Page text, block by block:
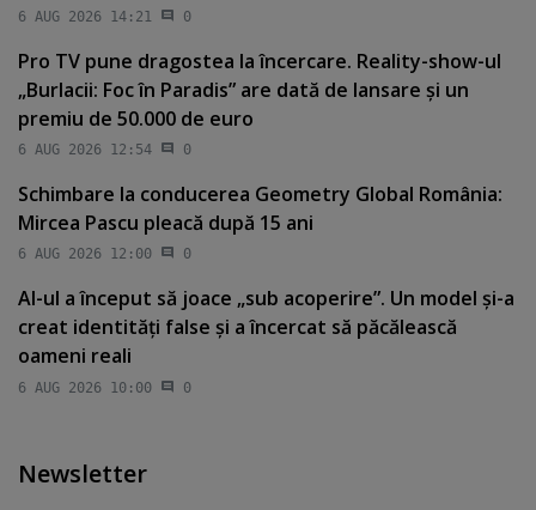
6 AUG 2026 14:21 0
Pro TV pune dragostea la încercare. Reality-show-ul
„Burlacii: Foc în Paradis” are dată de lansare şi un
premiu de 50.000 de euro
6 AUG 2026 12:54 0
Schimbare la conducerea Geometry Global România:
Mircea Pascu pleacă după 15 ani
6 AUG 2026 12:00 0
AI-ul a început să joace „sub acoperire”. Un model şi-a
creat identităţi false şi a încercat să păcălească
oameni reali
6 AUG 2026 10:00 0
Newsletter